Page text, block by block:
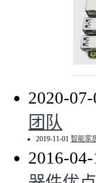
2020-07-
团队
2019-11-01 智能家
2016-